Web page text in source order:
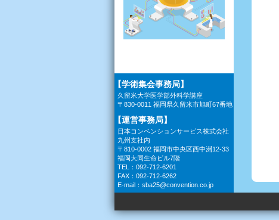
【学術集会事務局】
久留米大学医学部外科学講座
〒830-0011 福岡県久留米市旭町67番地
【運営事務局】
日本コンベンションサービス株式会社
九州支社内
〒810-0002 福岡市中央区西中洲12-33
福岡大同生命ビル7階
TEL：092-712-6201
FAX：092-712-6262
E-mail： sba25@convention.co.jp